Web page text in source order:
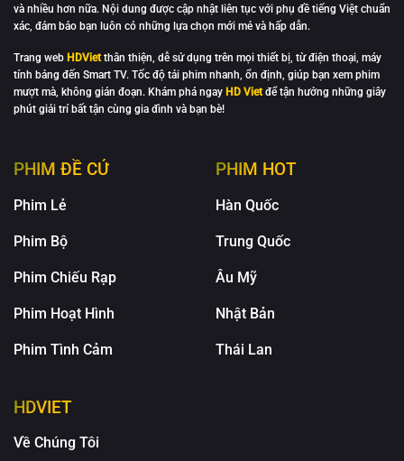
và nhiều hơn nữa. Nội dung được cập nhật liên tục với phụ đề tiếng Việt chuẩn
xác, đảm bảo bạn luôn có những lựa chọn mới mẻ và hấp dẫn.
Trang web HDVietthân thiện, dễ sử dụng trên mọi thiết bị, từ điện thoại, máy
tính bảng đến Smart TV. Tốc độ tải phim nhanh, ổn định, giúp bạn xem phim
mượt mà, không gián đoạn. Khám phá ngay HD Vietđể tận hưởng những giây
phút giải trí bất tận cùng gia đình và bạn bè!
PHIM ĐỀ CỬ
Phim Lẻ
Phim Bộ
Phim Chiếu Rạp
Phim Hoạt Hình
Phim Tình Cảm
PHIM HOT
Hàn Quốc
Trung Quốc
Âu Mỹ
Nhật Bản
Thái Lan
HDVIET
Về Chúng Tôi